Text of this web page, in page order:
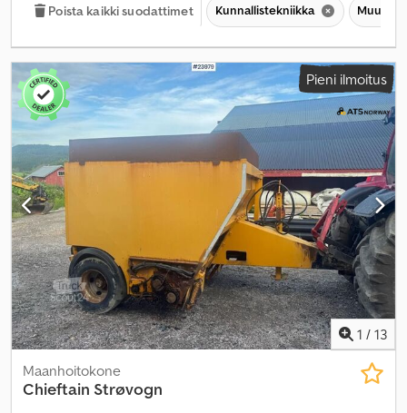
Poista kaikki suodattimet Kunnallistekniikka Muut
Pieni ilmoitus
1 / 13
Maanhoitokone
Chieftain Strøvogn